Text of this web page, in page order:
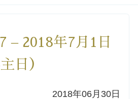
– 2018年7月1日
日）
2018年06月30日